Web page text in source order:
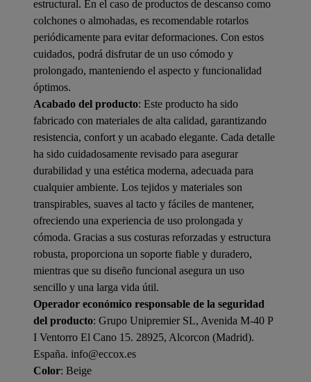
estructural. En el caso de productos de descanso como
colchones o almohadas, es recomendable rotarlos
periódicamente para evitar deformaciones. Con estos
cuidados, podrá disfrutar de un uso cómodo y
prolongado, manteniendo el aspecto y funcionalidad
óptimos.
Acabado del producto: Este producto ha sido
fabricado con materiales de alta calidad, garantizando
resistencia, confort y un acabado elegante. Cada detalle
ha sido cuidadosamente revisado para asegurar
durabilidad y una estética moderna, adecuada para
cualquier ambiente. Los tejidos y materiales son
transpirables, suaves al tacto y fáciles de mantener,
ofreciendo una experiencia de uso prolongada y
cómoda. Gracias a sus costuras reforzadas y estructura
robusta, proporciona un soporte fiable y duradero,
mientras que su diseño funcional asegura un uso
sencillo y una larga vida útil.
Operador económico responsable de la seguridad
del producto: Grupo Unipremier SL, Avenida M-40 P
I Ventorro El Cano 15. 28925, Alcorcon (Madrid).
España. info@eccox.es
Color: Beige